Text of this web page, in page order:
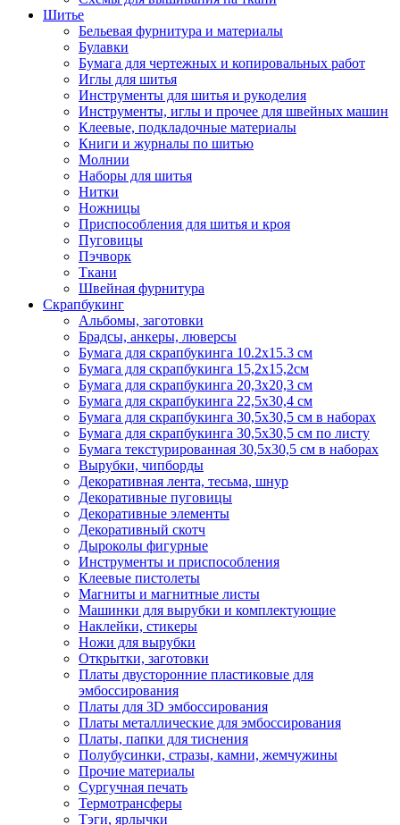
Шитье
Бельевая фурнитура и материалы
Булавки
Бумага для чертежных и копировальных работ
Иглы для шитья
Инструменты для шитья и рукоделия
Инструменты, иглы и прочее для швейных машин
Клеевые, подкладочные материалы
Книги и журналы по шитью
Молнии
Наборы для шитья
Нитки
Ножницы
Приспособления для шитья и кроя
Пуговицы
Пэчворк
Ткани
Швейная фурнитура
Скрапбукинг
Альбомы, заготовки
Брадсы, анкеры, люверсы
Бумага для скрапбукинга 10.2х15.3 см
Бумага для скрапбукинга 15,2х15,2см
Бумага для скрапбукинга 20,3х20,3 см
Бумага для скрапбукинга 22,5х30,4 см
Бумага для скрапбукинга 30,5х30,5 см в наборах
Бумага для скрапбукинга 30,5х30,5 см по листу
Бумага текстурированная 30,5х30,5 см в наборах
Вырубки, чипборды
Декоративная лента, тесьма, шнур
Декоративные пуговицы
Декоративные элементы
Декоративный скотч
Дыроколы фигурные
Инструменты и приспособления
Клеевые пистолеты
Магниты и магнитные листы
Машинки для вырубки и комплектующие
Наклейки, стикеры
Ножи для вырубки
Открытки, заготовки
Платы двусторонние пластиковые для
эмбоссирования
Платы для 3D эмбоссирования
Платы металлические для эмбоссирования
Платы, папки для тиснения
Полубусинки, стразы, камни, жемчужины
Прочие материалы
Сургучная печать
Термотрансферы
Тэги, ярлычки